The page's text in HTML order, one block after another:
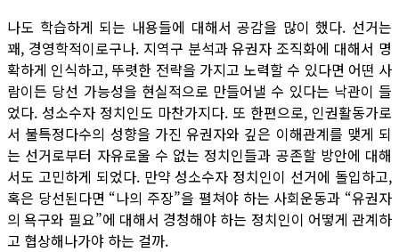
나도 학습하게 되는 내용들에 대해서 공감을 많이 했다. 선거는
꽤, 경영학적이로구나. 지역구 분석과 유권자 조직화에 대해서 명
확하게 인식하고, 뚜렷한 전략을 가지고 노력할 수 있다면 어떤 사
람이든 당선 가능성을 현실적으로 만들어낼 수 있다는 낙관이 들
었다. 성소수자 정치인도 마찬가지다. 또 한편으로, 인권활동가로
서 불특정다수의 성향을 가진 유권자와 깊은 이해관계를 맺게 되
는 선거로부터 자유로울 수 없는 정치인들과 공존할 방안에 대해
서도 고민하게 되었다. 만약 성소수자 정치인이 선거에 돌입하고,
혹은 당선된다면 “나의 주장”을 펼쳐야 하는 사회운동과 “유권자
의 욕구와 필요”에 대해서 경청해야 하는 정치인이 어떻게 관계하
고 협상해나가야 하는 걸까.